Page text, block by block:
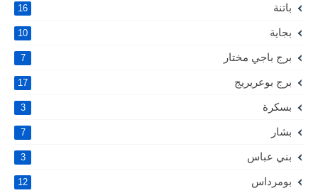
باتنة 16
بجاية 10
برج باجي مختار 7
برج بوعريريج 17
بسكرة 3
بشار 7
بني عباس 3
بومرداس 12